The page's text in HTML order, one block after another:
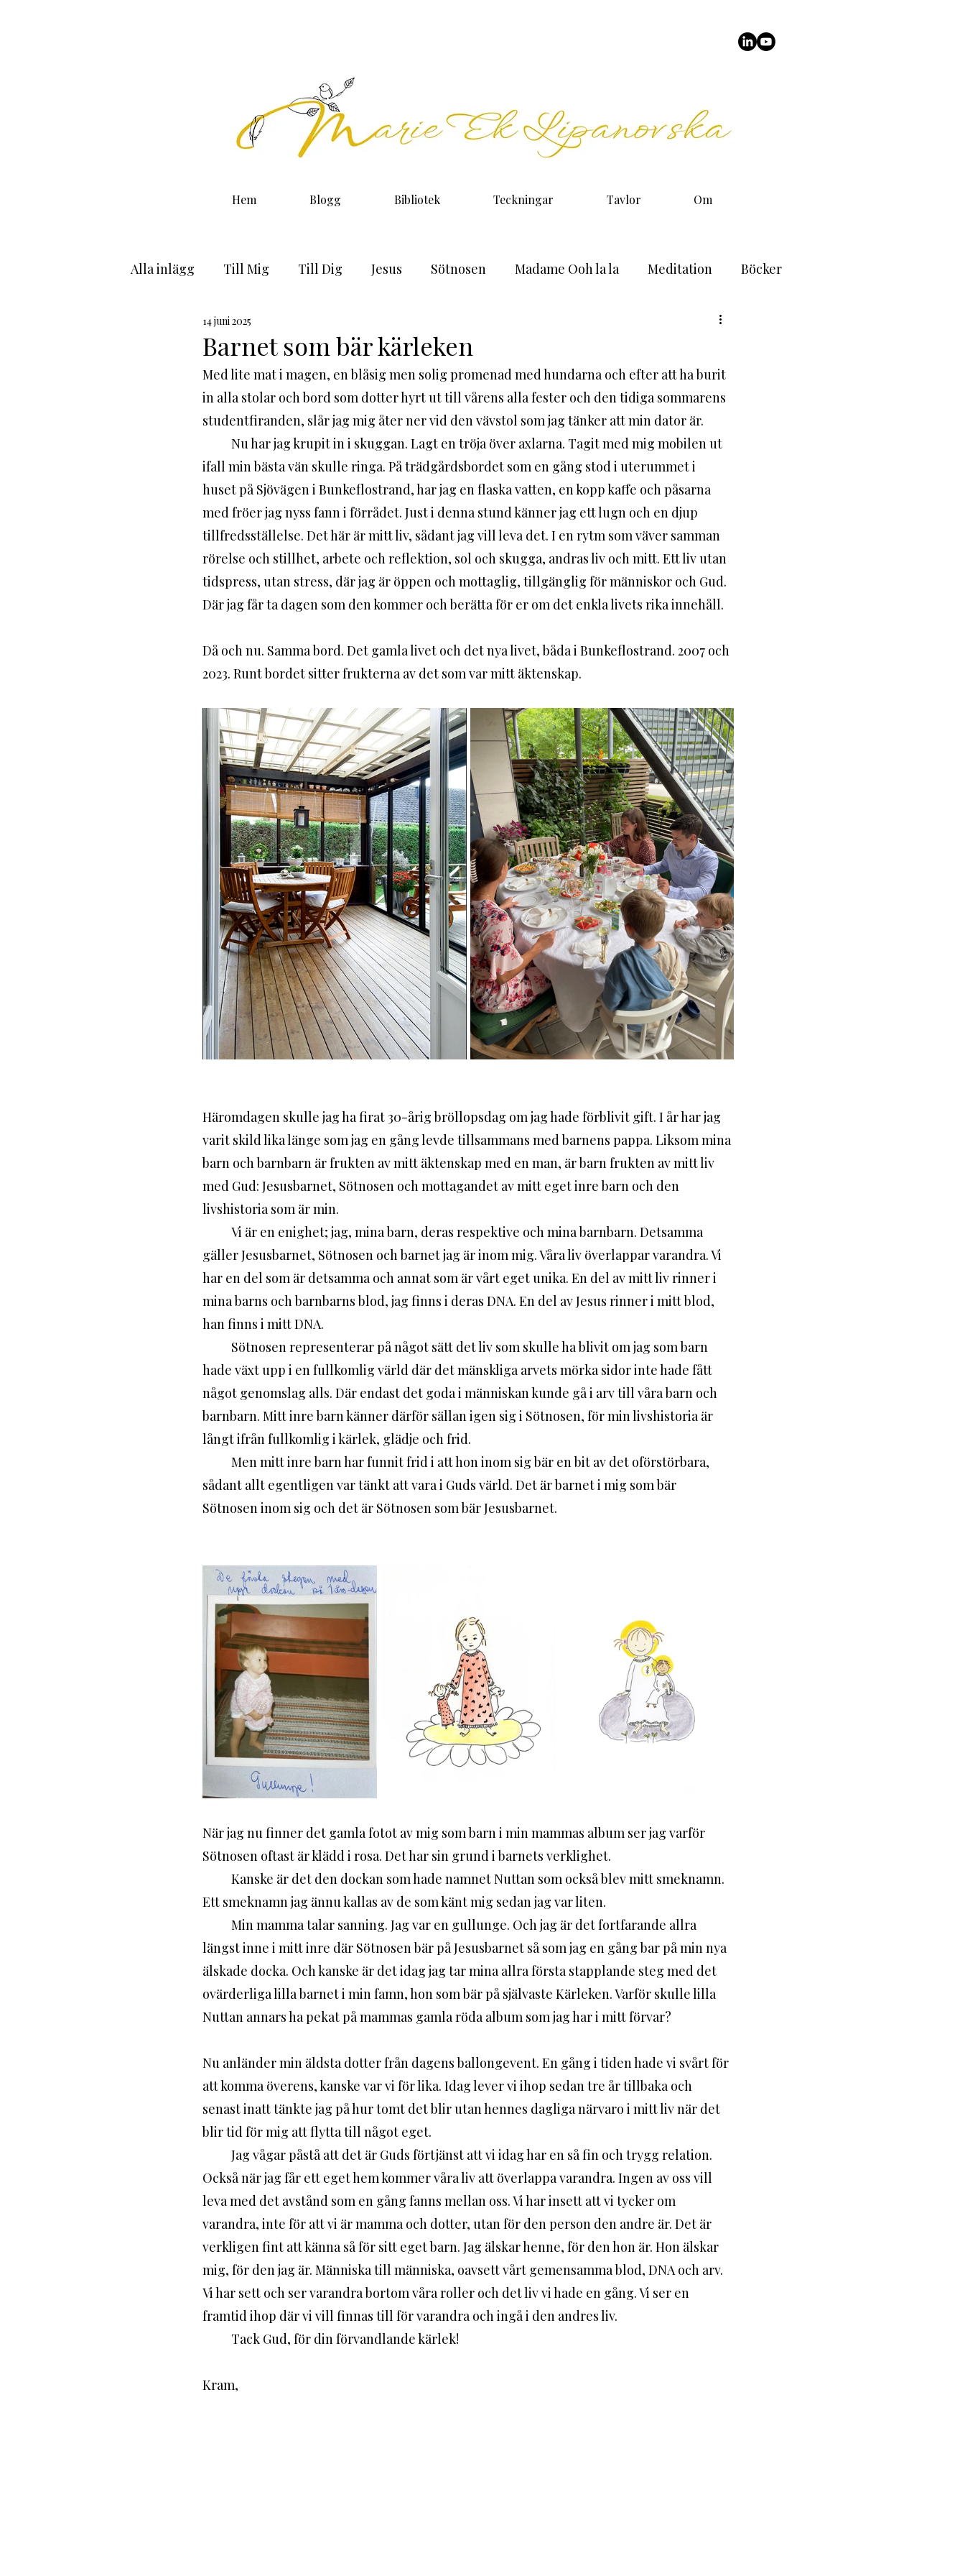
Hem Blogg Bibliotek Teckningar Tavlor Om
Alla inlägg Till Mig Till Dig Jesus Sötnosen Madame Ooh la la Meditation Böcker
Rabbouni
Barnet som bär kärleken
14 juni 2025
Med lite mat i magen, en blåsig men solig promenad med hundarna och efter att ha burit
in alla stolar och bord som dotter hyrt ut till vårens alla fester och den tidiga sommarens
studentfiranden, slår jag mig åter ner vid den vävstol som jag tänker att min dator är.
ifall min bästa vän skulle ringa. På trädgårdsbordet som en gång stod i uterummet i
huset på Sjövägen i Bunkeflostrand, har jag en flaska vatten, en kopp kaffe och påsarna
med fröer jag nyss fann i förrådet. Just i denna stund känner jag ett lugn och en djup
tillfredsställelse. Det här är mitt liv, sådant jag vill leva det. I en rytm som väver samman
rörelse och stillhet, arbete och reflektion, sol och skugga, andras liv och mitt. Ett liv utan
tidspress, utan stress, där jag är öppen och mottaglig, tillgänglig för människor och Gud.
Där jag får ta dagen som den kommer och berätta för er om det enkla livets rika innehåll.
Då och nu. Samma bord. Det gamla livet och det nya livet, båda i Bunkeflostrand. 2007 och
2023. Runt bordet sitter frukterna av det som var mitt äktenskap.
Häromdagen skulle jag ha firat 30-årig bröllopsdag om jag hade förblivit gift. I år har jag
varit skild lika länge som jag en gång levde tillsammans med barnens pappa. Liksom mina
barn och barnbarn är frukten av mitt äktenskap med en man, är barn frukten av mitt liv
med Gud: Jesusbarnet, Sötnosen och mottagandet av mitt eget inre barn och den
livshistoria som är min.
gäller Jesusbarnet, Sötnosen och barnet jag är inom mig. Våra liv överlappar varandra. Vi
har en del som är detsamma och annat som är vårt eget unika. En del av mitt liv rinner i
mina barns och barnbarns blod, jag finns i deras DNA. En del av Jesus rinner i mitt blod,
han finns i mitt DNA.
hade växt upp i en fullkomlig värld där det mänskliga arvets mörka sidor inte hade fått
något genomslag alls. Där endast det goda i människan kunde gå i arv till våra barn och
barnbarn. Mitt inre barn känner därför sällan igen sig i Sötnosen, för min livshistoria är
långt ifrån fullkomlig i kärlek, glädje och frid.
sådant allt egentligen var tänkt att vara i Guds värld. Det är barnet i mig som bär
Sötnosen inom sig och det är Sötnosen som bär Jesusbarnet.
När jag nu finner det gamla fotot av mig som barn i min mammas album ser jag varför
Sötnosen oftast är klädd i rosa. Det har sin grund i barnets verklighet.
Ett smeknamn jag ännu kallas av de som känt mig sedan jag var liten.
längst inne i mitt inre där Sötnosen bär på Jesusbarnet så som jag en gång bar på min nya
älskade docka. Och kanske är det idag jag tar mina allra första stapplande steg med det
ovärderliga lilla barnet i min famn, hon som bär på självaste Kärleken. Varför skulle lilla
Nuttan annars ha pekat på mammas gamla röda album som jag har i mitt förvar?
Nu anländer min äldsta dotter från dagens ballongevent. En gång i tiden hade vi svårt för
att komma överens, kanske var vi för lika. Idag lever vi ihop sedan tre år tillbaka och
senast inatt tänkte jag på hur tomt det blir utan hennes dagliga närvaro i mitt liv när det
blir tid för mig att flytta till något eget.
Också när jag får ett eget hem kommer våra liv att överlappa varandra. Ingen av oss vill
leva med det avstånd som en gång fanns mellan oss. Vi har insett att vi tycker om
varandra, inte för att vi är mamma och dotter, utan för den person den andre är. Det är
verkligen fint att känna så för sitt eget barn. Jag älskar henne, för den hon är. Hon älskar
mig, för den jag är. Människa till människa, oavsett vårt gemensamma blod, DNA och arv.
Vi har sett och ser varandra bortom våra roller och det liv vi hade en gång. Vi ser en
framtid ihop där vi vill finnas till för varandra och ingå i den andres liv.
	Tack Gud, för din förvandlande kärlek!
Kram,